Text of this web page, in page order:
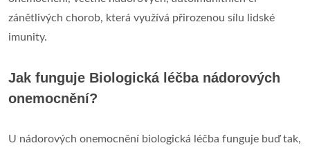
zánětlivých chorob, která využívá přirozenou sílu lidské
imunity.
Jak funguje Biologická léčba nádorových
onemocnění?
U nádorových onemocnění biologická léčba funguje buď tak,